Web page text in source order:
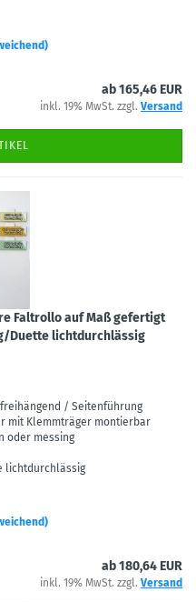
ab 165,46 EUR
inkl. 19% MwSt. zzgl. Versand
Faltrollo auf Maß gefertigt
Duette lichtdurchlässig
freihängend / Seitenführung
mit Klemmträger montierbar
oder messing
lichtdurchlässig
ab 180,64 EUR
inkl. 19% MwSt. zzgl. Versand